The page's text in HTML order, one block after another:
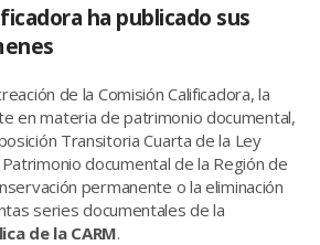
ha publicado sus
de la Comisión Calificadora, la
en materia de patrimonio documental,
Transitoria Cuarta de la Ley
documental de la Región de
permanente o la eliminación
series documentales de la
de la CARM.